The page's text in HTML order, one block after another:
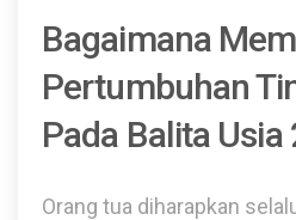
Bagaimana
Pertumbuhan
Pada Balita Usia
Orang tua diharapkan